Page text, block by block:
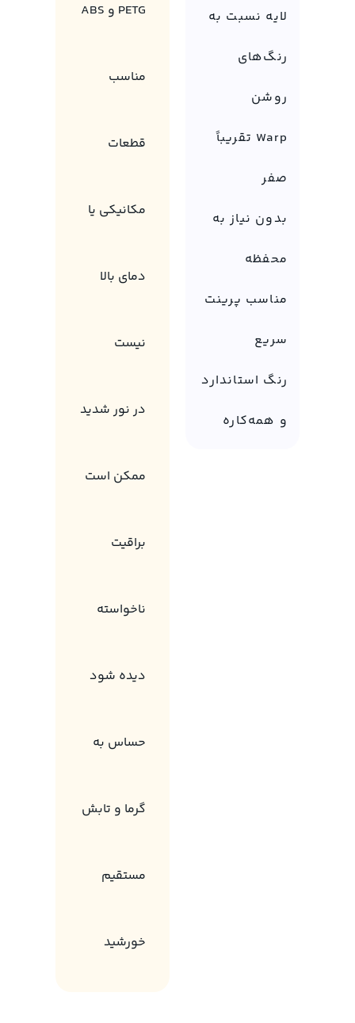
لایه نسبت به
رنگ‌های
روشن
Warp تقریباً
صفر
بدون نیاز به
محفظه
مناسب پرینت
سریع
رنگ استاندارد
و همه‌کاره
PETG و ABS
مناسب
قطعات
مکانیکی یا
دمای بالا
نیست
در نور شدید
ممکن است
براقیت
ناخواسته
دیده شود
حساس به
گرما و تابش
مستقیم
خورشید